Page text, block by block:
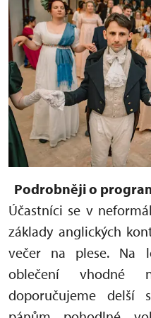
Podrobněji o
Účastníci se v
základy anglických
večer na plese. Na
oblečení
doporučujeme delší